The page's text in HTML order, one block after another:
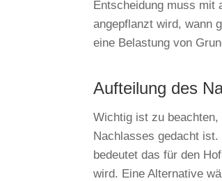
Entscheidung muss mit
angepflanzt wird, wann
eine Belastung von
Aufteilung des
Wichtig ist zu
Nachlasses gedacht
bedeutet das für den
wird. Eine Alternative